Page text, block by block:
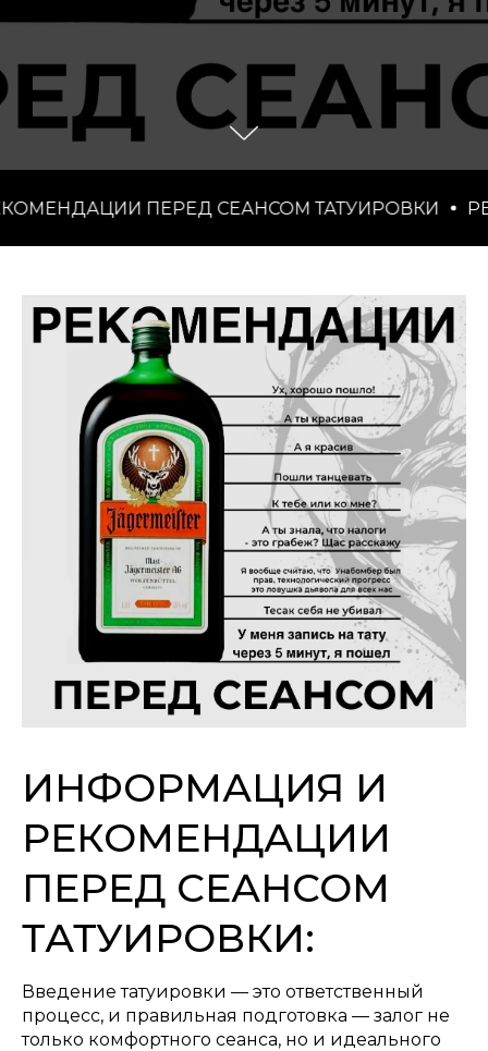
РЕКОМЕНДАЦИИ ПЕРЕД СЕАНСОМ
ИНФОРМАЦИЯ И
РЕКОМЕНДАЦИИ
ПЕРЕД СЕАНСОМ
ТАТУИРОВКИ:
Введение татуировки — это ответственный
процесс, и правильная подготовка — залог не
только комфортного сеанса, но и идеального